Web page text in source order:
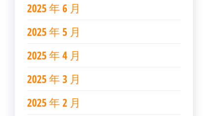
2025 年 6 月
2025 年 5 月
2025 年 4 月
2025 年 3 月
2025 年 2 月